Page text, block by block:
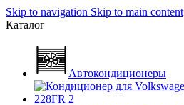
Skip to navigation Skip to main content
Каталог
Автокондиционеры